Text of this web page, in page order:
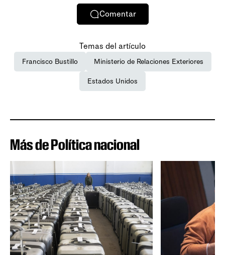
Comentar
Temas del artículo
Francisco Bustillo Ministerio de Relaciones Exteriores
Estados Unidos
Más de Política nacional